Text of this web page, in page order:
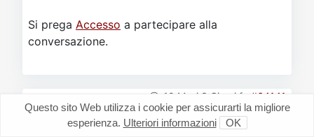
Si prega Accesso a partecipare alla
conversazione.
10 Mesi 3 Giorni fa
#64141
daBastion
Risposta da
Questo sito Web utilizza i cookie per assicurarti la migliore
esperienza. Ulteriori informazioni OK